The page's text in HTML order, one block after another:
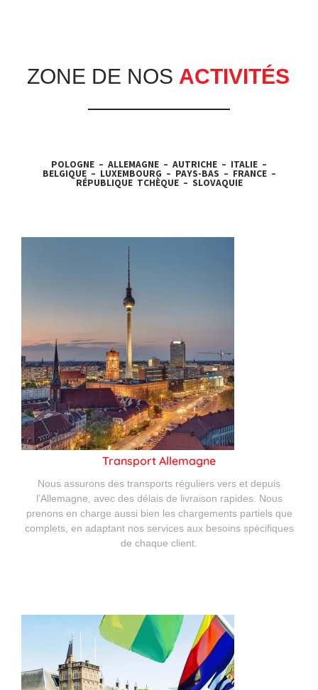
ZONE DE NOS ACTIVITÉS
POLOGNE – ALLEMAGNE – AUTRICHE – ITALIE –
BELGIQUE – LUXEMBOURG – PAYS-BAS – FRANCE –
RÉPUBLIQUE TCHÈQUE – SLOVAQUIE
Transport Allemagne
Nous assurons des transports réguliers vers et depuis
l’Allemagne, avec des délais de livraison rapides. Nous
prenons en charge aussi bien les chargements partiels que
complets, en adaptant nos services aux besoins spécifiques
de chaque client.